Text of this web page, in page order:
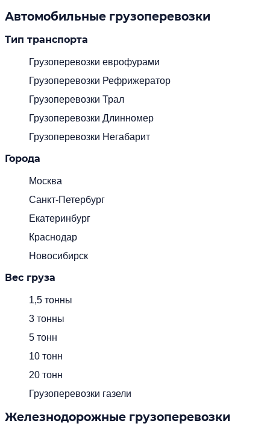
Автомобильные грузоперевозки
Тип транспорта
Грузоперевозки еврофурами
Грузоперевозки Рефрижератор
Грузоперевозки Трал
Грузоперевозки Длинномер
Грузоперевозки Негабарит
Города
Москва
Санкт-Петербург
Екатеринбург
Краснодар
Новосибирск
Вес груза
1,5 тонны
3 тонны
5 тонн
10 тонн
20 тонн
Грузоперевозки газели
Железнодорожные грузоперевозки